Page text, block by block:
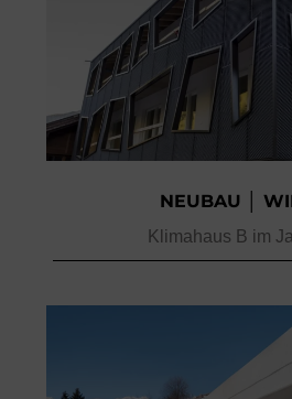
NEUBAU │
Klimahaus B im